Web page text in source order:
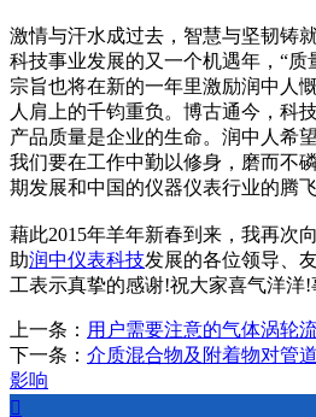
激情与汗水成过去，智慧与坚韧铸
科技事业发展的又一个机遇年，“质
宗旨也将在新的一年里激励润中人
人肩上的千钧重负。博古通今，科
产品质量是企业的生命。润中人希
我们要在工作中勤以修身，磨而不
期发展和中国的仪器仪表行业的腾飞
藉此2015年羊年新春到来，我再次
助润中仪表科技发展的各位领导、
工表示真挚的感谢!祝大家喜气洋洋!
上一条： 用户需要注意的气体涡轮
下一条： 介质混合物及附着物对管
影响
